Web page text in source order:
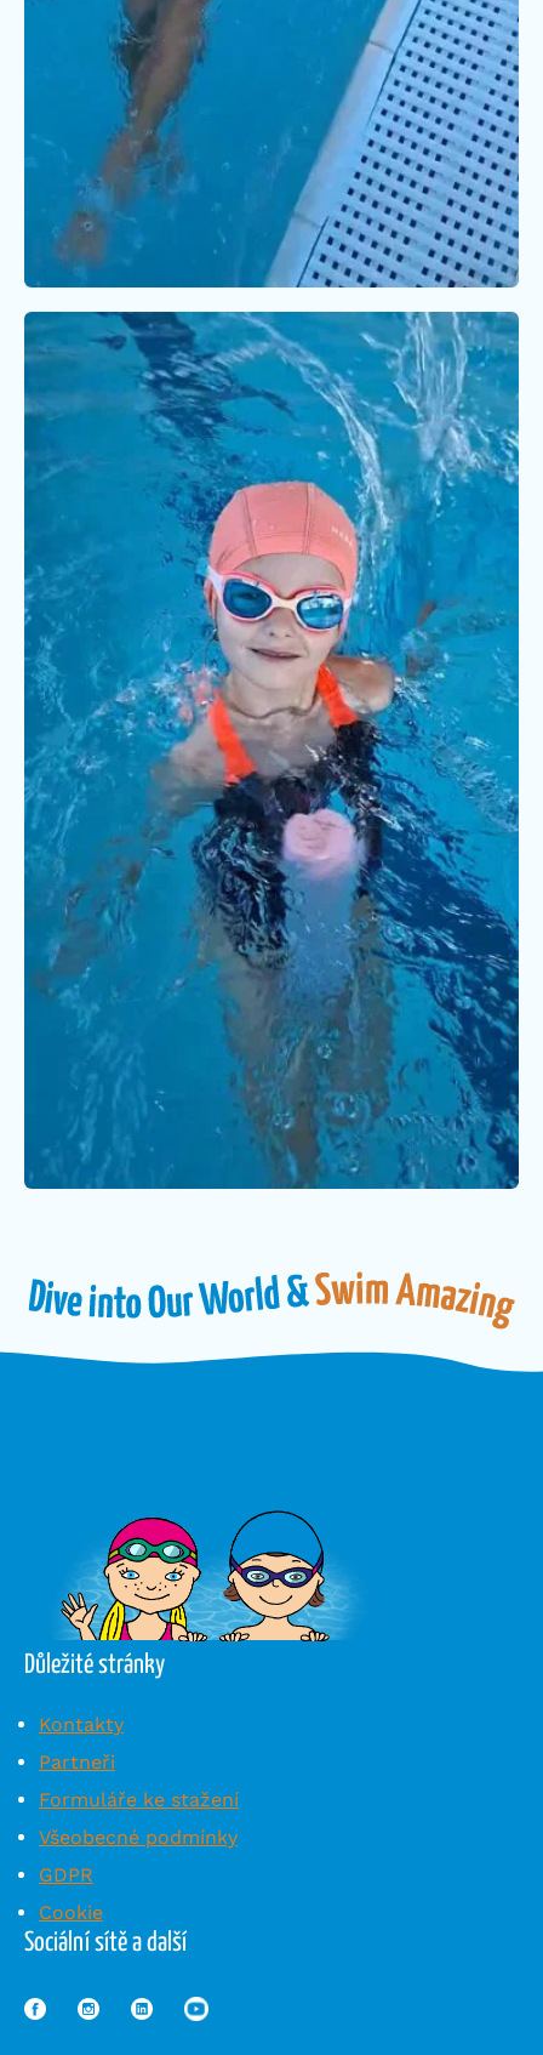
Důležité stránky
Kontakty
Partneři
Formuláře ke stažení
Všeobecné podmínky
GDPR
Cookie
Sociální sítě a další